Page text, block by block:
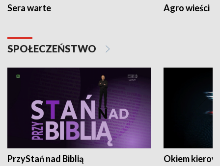
Sera warte Agro wieści
SPOŁECZEŃSTWO
PrzyStań nad Biblią Okiem